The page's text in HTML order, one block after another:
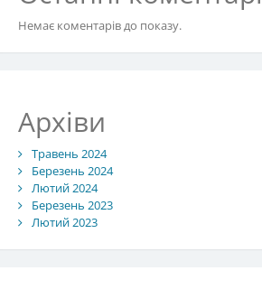
Немає коментарів до показу.
Архіви
Травень 2024
Березень 2024
Лютий 2024
Березень 2023
Лютий 2023